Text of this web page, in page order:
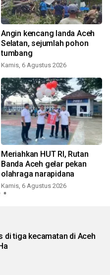
Angin kencang landa Aceh
Selatan, sejumlah pohon
tumbang
Kamis, 6 Agustus 2026
Meriahkan HUT RI, Rutan
Banda Aceh gelar pekan
olahraga narapidana
Kamis, 6 Agustus 2026
di tiga kecamatan di Aceh